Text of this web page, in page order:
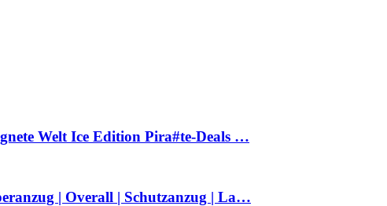
Welt Ice Edition Pira#te-Deals …
| Overall | Schutzanzug | La…